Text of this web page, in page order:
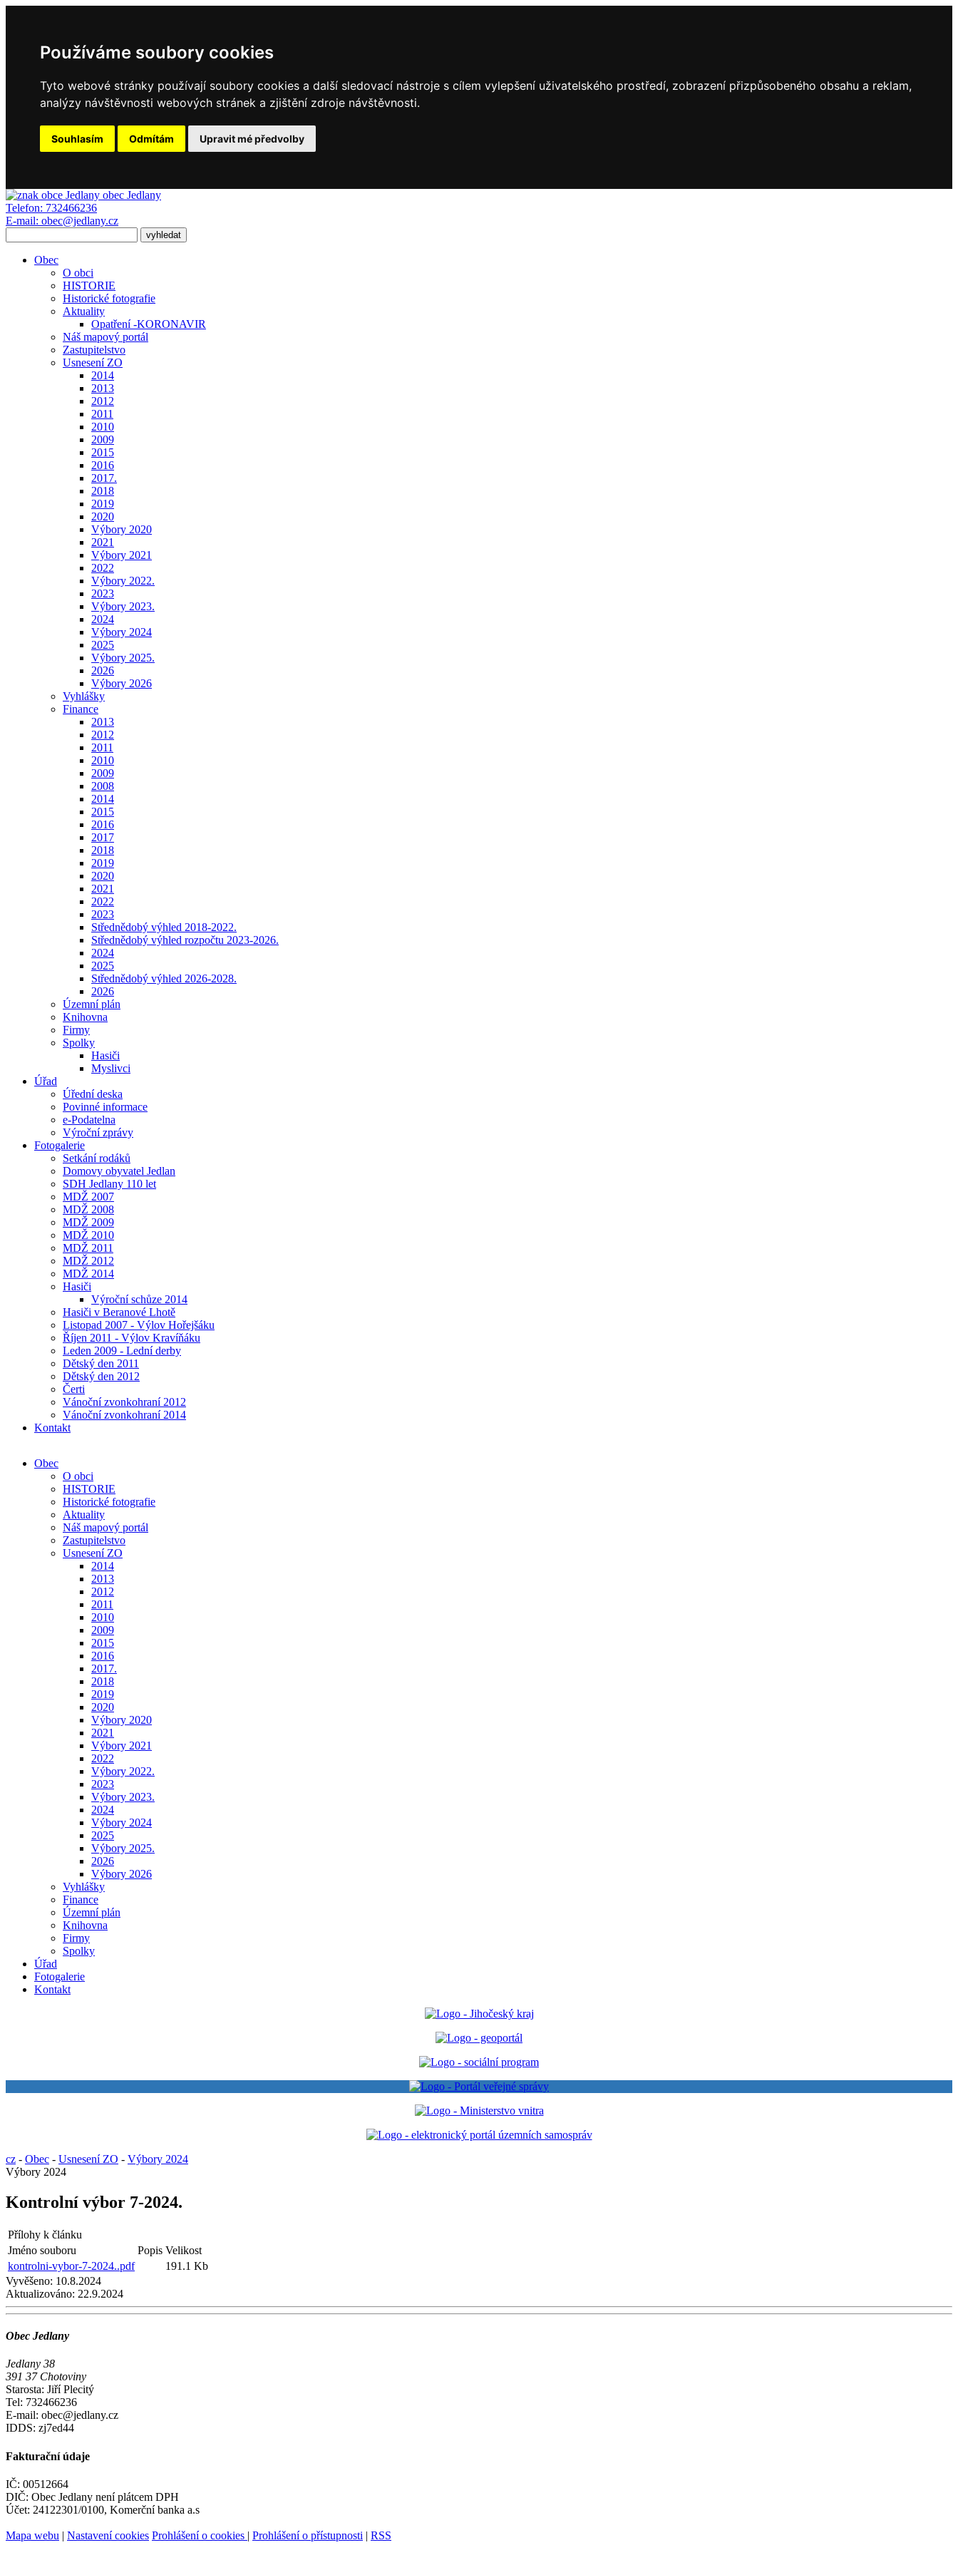
Používáme soubory cookies
Tyto webové stránky používají soubory cookies a další sledovací nástroje s cílem vylepšení uživatelského prostředí, zobrazení přizpůsobeného obsahu a reklam,
analýzy návštěvnosti webových stránek a zjištění zdroje návštěvnosti.
Souhlasím Odmítám Upravit mé předvolby
obec Jedlany
Telefon: 732466236
E-mail: obec@jedlany.cz
Obec
O obci
HISTORIE
Historické fotografie
Aktuality
Opatření -KORONAVIR
Náš mapový portál
Zastupitelstvo
Usnesení ZO
2014
2013
2012
2011
2010
2009
2015
2016
2017.
2018
2019
2020
Výbory 2020
2021
Výbory 2021
2022
Výbory 2022.
2023
Výbory 2023.
2024
Výbory 2024
2025
Výbory 2025.
2026
Výbory 2026
Vyhlášky
Finance
2013
2012
2011
2010
2009
2008
2014
2015
2016
2017
2018
2019
2020
2021
2022
2023
Střednědobý výhled 2018-2022.
Střednědobý výhled rozpočtu 2023-2026.
2024
2025
Střednědobý výhled 2026-2028.
2026
Územní plán
Knihovna
Firmy
Spolky
Hasiči
Myslivci
Úřad
Úřední deska
Povinné informace
e-Podatelna
Výroční zprávy
Fotogalerie
Setkání rodáků
Domovy obyvatel Jedlan
SDH Jedlany 110 let
MDŽ 2007
MDŽ 2008
MDŽ 2009
MDŽ 2010
MDŽ 2011
MDŽ 2012
MDŽ 2014
Hasiči
Výroční schůze 2014
Hasiči v Beranové Lhotě
Listopad 2007 - Výlov Hořejšáku
Říjen 2011 - Výlov Kravíňáku
Leden 2009 - Lední derby
Dětský den 2011
Dětský den 2012
Čerti
Vánoční zvonkohraní 2012
Vánoční zvonkohraní 2014
Kontakt
Obec
O obci
HISTORIE
Historické fotografie
Aktuality
Náš mapový portál
Zastupitelstvo
Usnesení ZO
2014
2013
2012
2011
2010
2009
2015
2016
2017.
2018
2019
2020
Výbory 2020
2021
Výbory 2021
2022
Výbory 2022.
2023
Výbory 2023.
2024
Výbory 2024
2025
Výbory 2025.
2026
Výbory 2026
Vyhlášky
Finance
Územní plán
Knihovna
Firmy
Spolky
Úřad
Fotogalerie
Kontakt
cz - Obec - Usnesení ZO - Výbory 2024
Výbory 2024
Kontrolní výbor 7-2024.
Přílohy k článku
Jméno souboru
Popis Velikost
kontrolni-vybor-7-2024..pdf
191.1 Kb
Vyvěšeno: 10.8.2024
Aktualizováno: 22.9.2024
Obec Jedlany
Jedlany 38
391 37 Chotoviny
Starosta: Jiří Plecitý
Tel: 732466236
E-mail: obec@jedlany.cz
IDDS: zj7ed44
Fakturační údaje
IČ: 00512664
DIČ: Obec Jedlany není plátcem DPH
Účet: 24122301/0100, Komerční banka a.s
Mapa webu | Nastavení cookies Prohlášení o cookies | Prohlášení o přístupnosti | RSS